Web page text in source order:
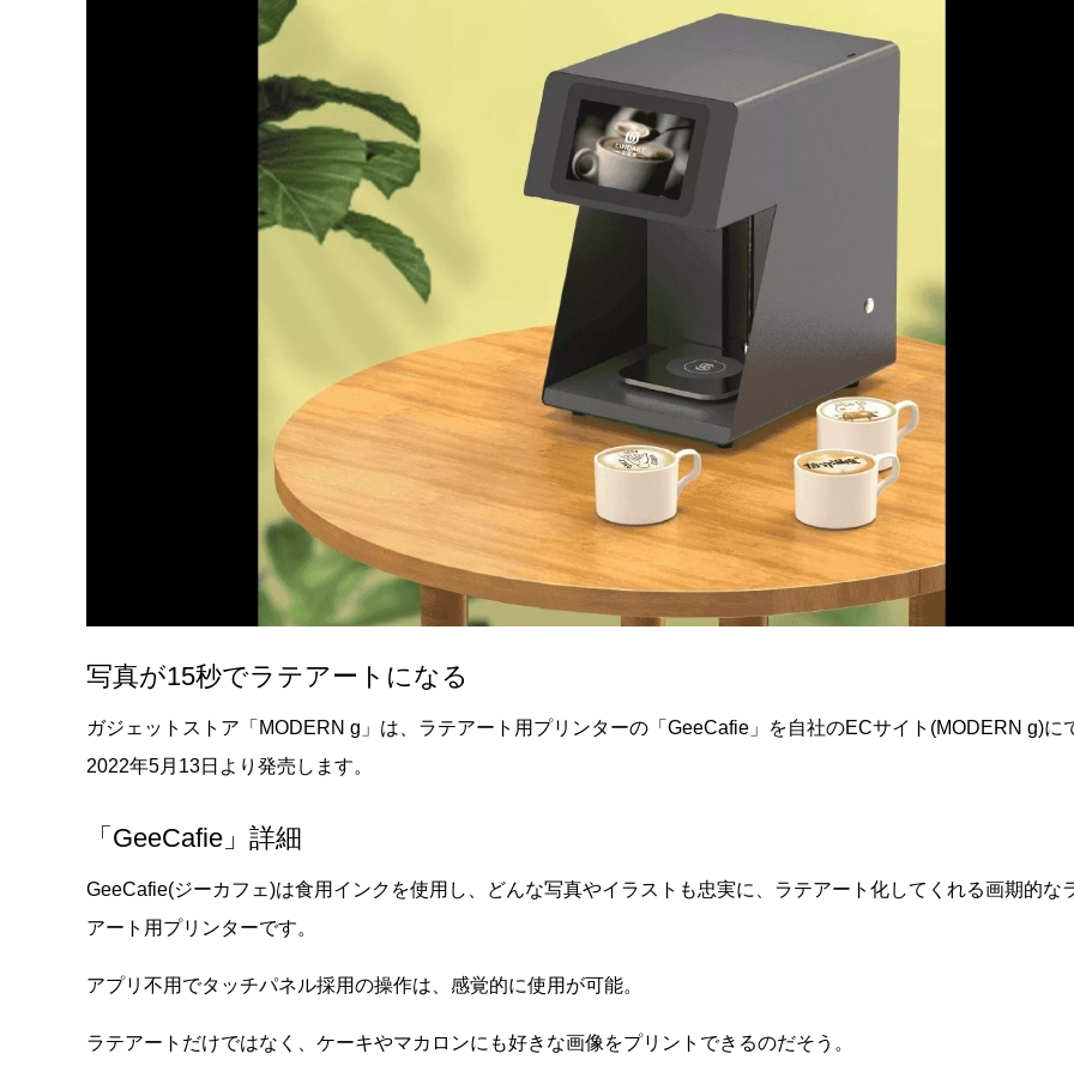
写真が15秒でラテアートになる
ガジェットストア「MODERN g」は、ラテアート用プリンターの「GeeCafie」を自社のECサイト(MODERN g)に
2022年5月13日より発売します。
「GeeCafie」詳細
GeeCafie(ジーカフェ)は食用インクを使用し、どんな写真やイラストも忠実に、ラテアート化してくれる画期的な
アート用プリンターです。
アプリ不用でタッチパネル採用の操作は、感覚的に使用が可能。
ラテアートだけではなく、ケーキやマカロンにも好きな画像をプリントできるのだそう。